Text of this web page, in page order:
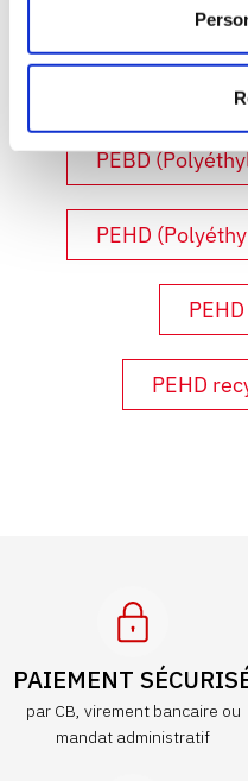
PP
PEBD
PEHD
PEHD
PAIEMENT
par CB, virement bancaire ou
mandat administratif